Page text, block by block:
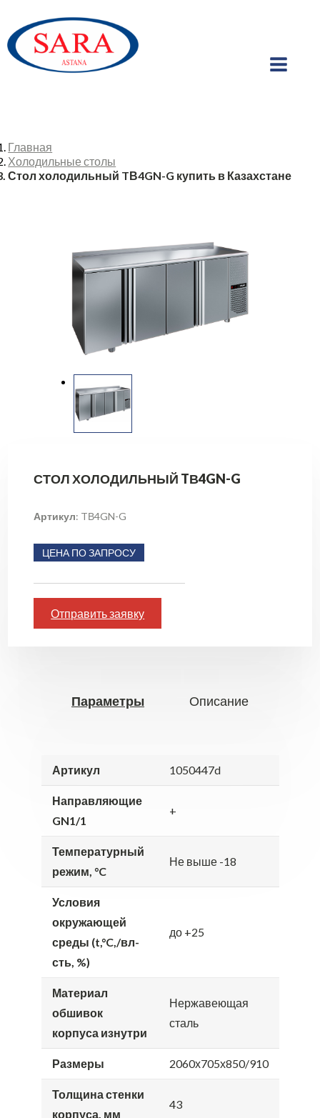
Главная
Холодильные столы
Стол холодильный TВ4GN-G купить в Казахстане
СТОЛ ХОЛОДИЛЬНЫЙ TВ4GN-G
Артикул: TВ4GN-G
ЦЕНА ПО ЗАПРОСУ
Отправить заявку
Параметры Описание
Артикул 1050447d
Направляющие
GN1/1
+
Температурный
режим, °C
Не выше -18
Условия
окружающей
среды (t,°C,/вл-
сть, %)
до +25
Материал
обшивок
корпуса изнутри
Нержавеющая
сталь
Размеры 2060х705х850/910
Толщина стенки
корпуса, мм
43